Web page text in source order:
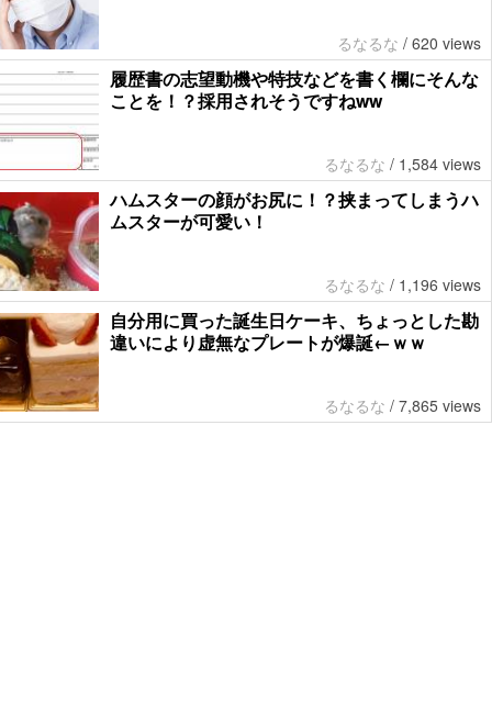
るなるな / 620 views
履歴書の志望動機や特技などを書く欄にそんな
ことを！？採用されそうですねww
るなるな / 1,584 views
ハムスターの顔がお尻に！？挟まってしまうハ
ムスターが可愛い！
るなるな / 1,196 views
自分用に買った誕生日ケーキ、ちょっとした勘
違いにより虚無なプレートが爆誕←ｗｗ
るなるな / 7,865 views